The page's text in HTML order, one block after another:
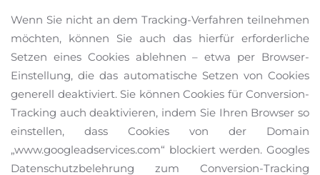
Wenn Sie nicht an dem Tracking-Verfahren teilnehmen
möchten, können Sie auch das hierfür erforderliche
Setzen eines Cookies ablehnen – etwa per Browser-
Einstellung, die das automatische Setzen von Cookies
generell deaktiviert. Sie können Cookies für Conversion-
Tracking auch deaktivieren, indem Sie Ihren Browser so
einstellen, dass Cookies von der Domain
„www.googleadservices.com“ blockiert werden. Googles
Datenschutzbelehrung zum Conversion-Tracking